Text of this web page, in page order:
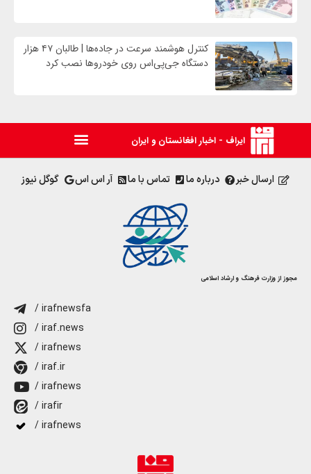
کنترل هوشمند سرعت در جاده‌ها | طالبان ۴۷ هزار
دستگاه جی‌پی‌اس روی خودروها نصب کرد
ایراف - اخبار افغانستان و ایران
ارسال خبر درباره ما تماس با ما آر اس اس گوگل نیوز
مجوز از وزارت فرهنگ و ارشاد اسلامی
/ irafnewsfa
/ iraf.news
/ irafnews
/ iraf.ir
/ irafnews
/ irafir
/ irafnews